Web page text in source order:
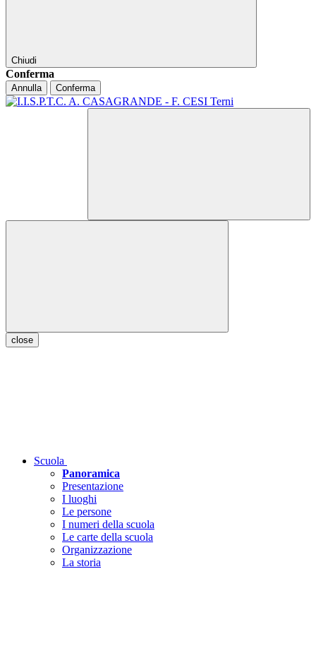
Chiudi
Conferma
Annulla Conferma
close
Scuola
Panoramica
Presentazione
I luoghi
Le persone
I numeri della scuola
Le carte della scuola
Organizzazione
La storia